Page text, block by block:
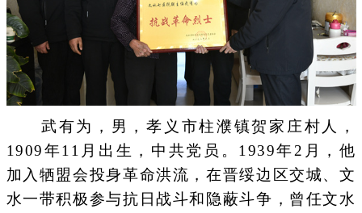
武有为，男，孝义市柱濮镇贺家庄村人，
1909年11月出生，中共党员。1939年2月，他
加入牺盟会投身革命洪流，在晋绥边区交城、文
水一带积极参与抗日战斗和隐蔽斗争，曾任文水